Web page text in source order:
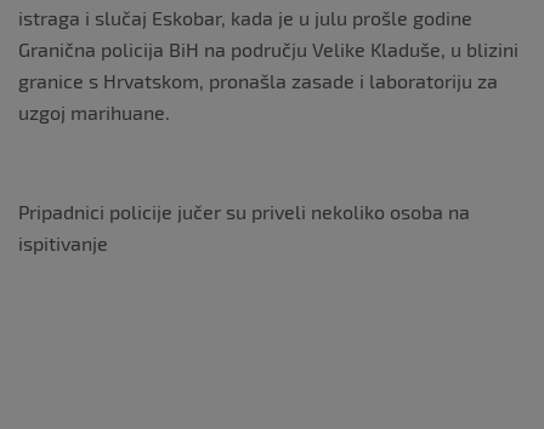
istraga i slučaj Eskobar, kada je u julu prošle godine
Granična policija BiH na području Velike Kladuše, u blizini
granice s Hrvatskom, pronašla zasade i laboratoriju za
uzgoj marihuane.
Pripadnici policije jučer su priveli nekoliko osoba na
ispitivanje